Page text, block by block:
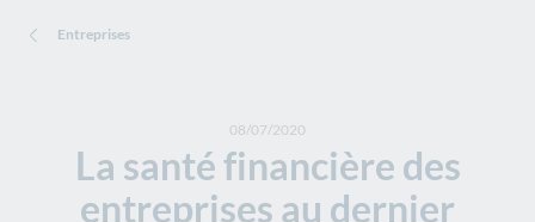
Entreprises
La santé financière des
entreprises au dernier
08/07/2020